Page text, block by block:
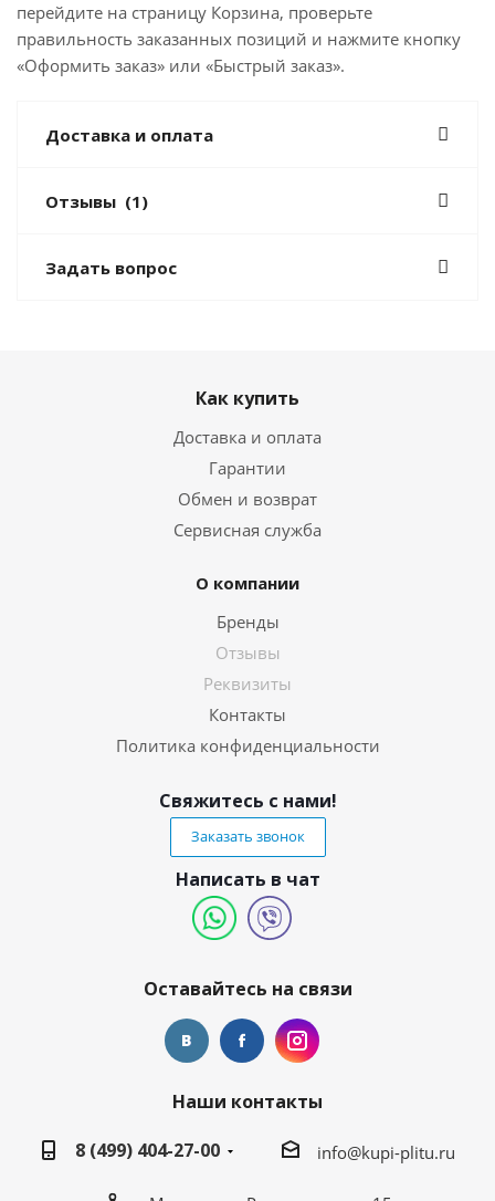
перейдите на страницу Корзина, проверьте
правильность заказанных позиций и нажмите кнопку
«Оформить заказ» или «Быстрый заказ».
Доставка и оплата
Отзывы (1)
Задать вопрос
Как купить
Доставка и оплата
Гарантии
Обмен и возврат
Сервисная служба
О компании
Бренды
Отзывы
Реквизиты
Контакты
Политика конфиденциальности
Свяжитесь с нами!
Заказать звонок
Написать в чат
Оставайтесь на связи
Наши контакты
8 (499) 404-27-00
info@kupi-plitu.ru